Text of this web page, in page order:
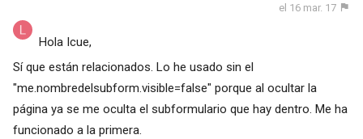
el 16 mar. 17
Hola Icue,
Sí que están relacionados. Lo he usado sin el
"me.nombredelsubform.visible=false" porque al ocultar la
página ya se me oculta el subformulario que hay dentro. Me ha
funcionado a la primera.